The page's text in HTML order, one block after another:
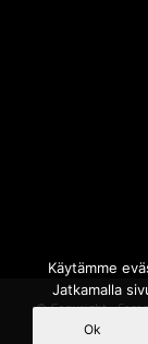
© Copyright -
Powered by
Käytämme
Jatkamalla
Ok